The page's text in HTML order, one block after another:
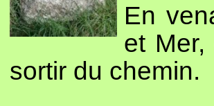
En
et
sortir du chemin.